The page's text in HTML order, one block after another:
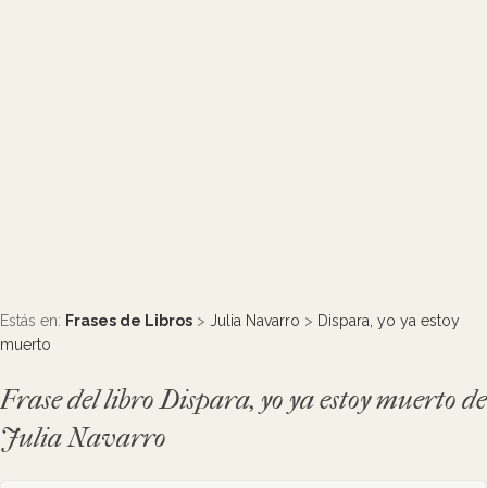
Estás en: Frases de Libros > Julia Navarro > Dispara, yo ya estoy
muerto
Frase del libro Dispara, yo ya estoy muerto de
Julia Navarro